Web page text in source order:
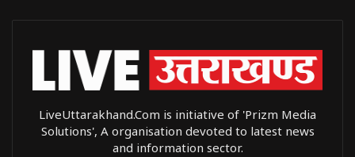
LiveUttarakhand.Com is initiative of 'Prizm Media
Solutions', A organisation devoted to latest news
and information sector.